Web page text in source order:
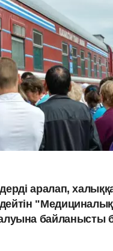
аралап, халыққа
байланысты